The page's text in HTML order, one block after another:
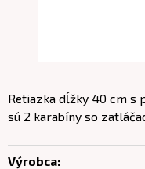
Retiazka dĺžky 40 cm s
sú 2 karabíny so
Výrobca: